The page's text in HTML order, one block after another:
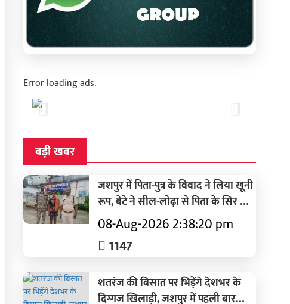
Error loading ads.
Previous Next
बड़ी खबर
जशपुर में पिता-पुत्र के विवाद ने लिया खूनी
रूप, बेटे ने सील-लोढ़ा से पिता के सिर पर
किया वार, अस्पताल ले जाते समय मौत;
हत्या के आरोप में 32 वर्षीय बेटा गिरफ्तार
08-Aug-2026 2:38:20 pm
1147
शतरंज की बिसात पर भिड़ेंगे देशभर के
दिग्गज खिलाड़ी, जशपुर में पहली बार